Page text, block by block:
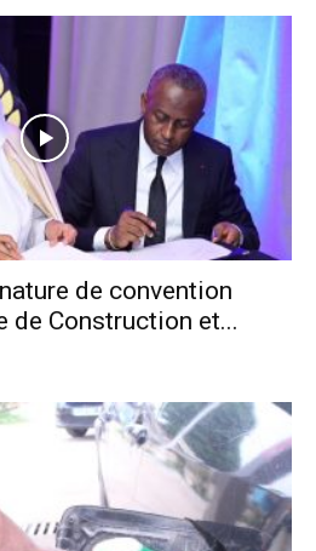
de convention
de Construction et...